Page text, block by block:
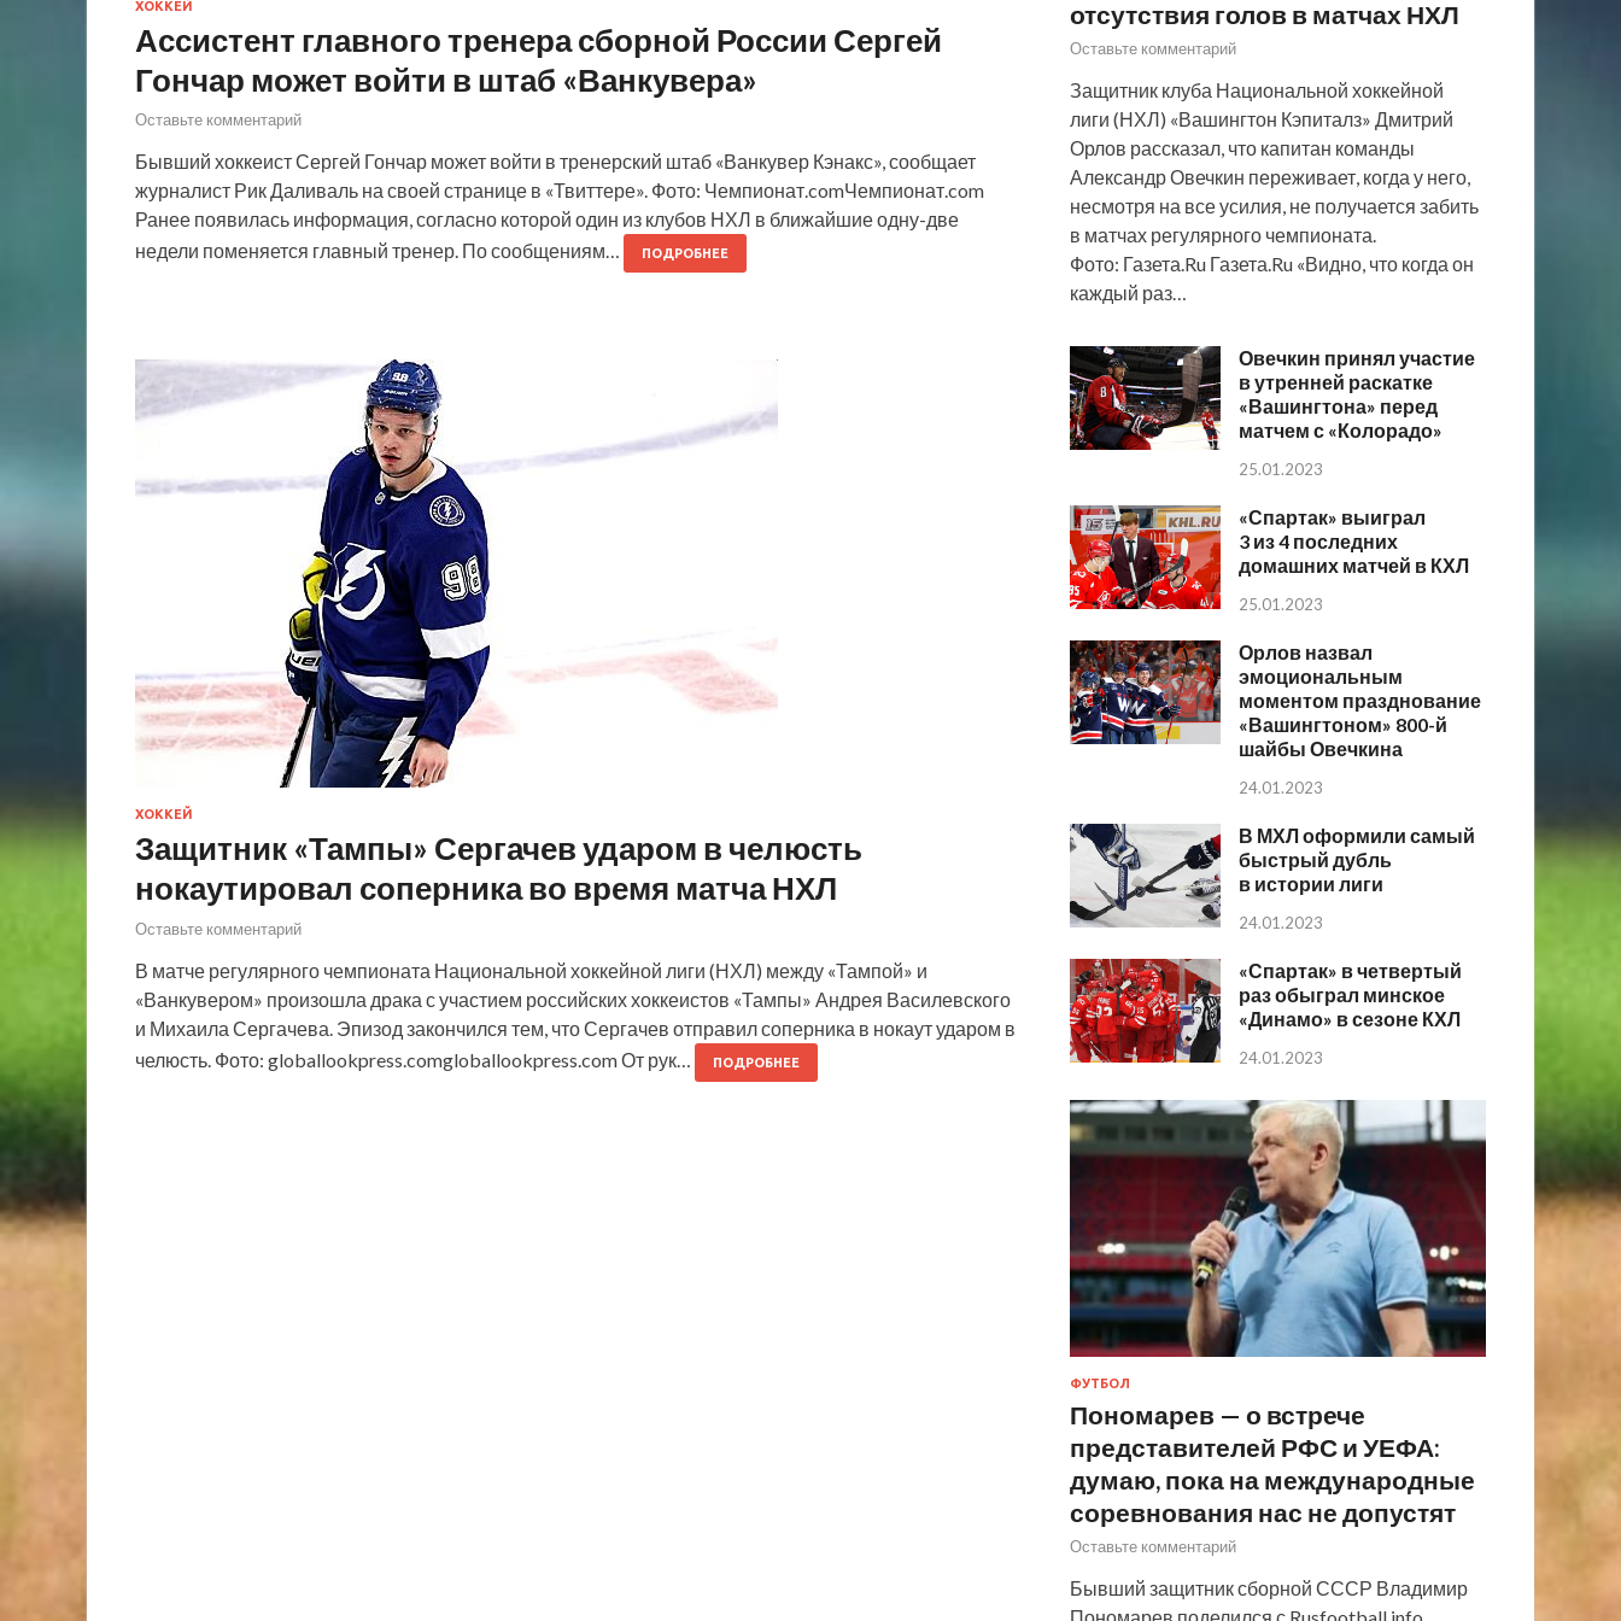
ХОККЕЙ
Ассистент главного тренера сборной России Сергей
Гончар может войти в штаб «Ванкувера»
Оставьте комментарий
Бывший хоккеист Сергей Гончар может войти в тренерский штаб «Ванкувер Кэнакс», сообщает
журналист Рик Даливаль на своей странице в «Твиттере». Фото: Чемпионат.comЧемпионат.com
Ранее появилась информация, согласно которой один из клубов НХЛ в ближайшие одну-две
недели поменяется главный тренер. По сообщениям…
ПОДРОБНЕЕ
ХОККЕЙ
Защитник «Тампы» Сергачев ударом в челюсть
нокаутировал соперника во время матча НХЛ
Оставьте комментарий
В матче регулярного чемпионата Национальной хоккейной лиги (НХЛ) между «Тампой» и
«Ванкувером» произошла драка с участием российских хоккеистов «Тампы» Андрея Василевского
и Михаила Сергачева. Эпизод закончился тем, что Сергачев отправил соперника в нокаут ударом в
челюсть. Фото: globallookpress.comgloballookpress.com От рук…
ПОДРОБНЕЕ
отсутствия голов в матчах НХЛ
Оставьте комментарий
Защитник клуба Национальной хоккейной
лиги (НХЛ) «Вашингтон Кэпиталз» Дмитрий
Орлов рассказал, что капитан команды
Александр Овечкин переживает, когда у него,
несмотря на все усилия, не получается забить
в матчах регулярного чемпионата.
Фото: Газета.Ru Газета.Ru «Видно, что когда он
каждый раз…
Овечкин принял участие
в утренней раскатке
«Вашингтона» перед
матчем с «Колорадо»
25.01.2023
«Спартак» выиграл
3 из 4 последних
домашних матчей в КХЛ
25.01.2023
Орлов назвал
эмоциональным
моментом празднование
«Вашингтоном» 800-й
шайбы Овечкина
24.01.2023
В МХЛ оформили самый
быстрый дубль
в истории лиги
24.01.2023
«Спартак» в четвертый
раз обыграл минское
«Динамо» в сезоне КХЛ
24.01.2023
ФУТБОЛ
Пономарев — о встрече
представителей РФС и УЕФА:
думаю, пока на международные
соревнования нас не допустят
Оставьте комментарий
Бывший защитник сборной СССР Владимир